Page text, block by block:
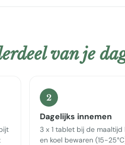
van je
2
Dagelijks innemen
3 x 1 tablet bij de
en koel bewaren (15-